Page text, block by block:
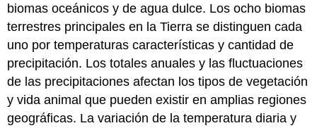
biomas oceánicos y de agua dulce. Los ocho biomas
terrestres principales en la Tierra se distinguen cada
uno por temperaturas características y cantidad de
precipitación. Los totales anuales y las fluctuaciones
de las precipitaciones afectan los tipos de vegetación
y vida animal que pueden existir en amplias regiones
geográficas. La variación de la temperatura diaria y